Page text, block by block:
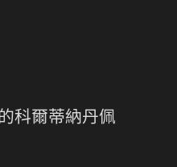
科爾蒂納丹佩